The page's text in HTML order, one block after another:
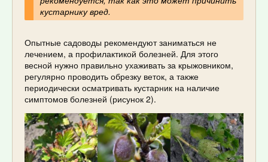
кустарнику вред.
Опытные садоводы рекомендуют заниматься не
лечением, а профилактикой болезней. Для этого
весной нужно правильно ухаживать за крыжовником,
регулярно проводить обрезку веток, а также
периодически осматривать кустарник на наличие
симптомов болезней (рисунок 2).